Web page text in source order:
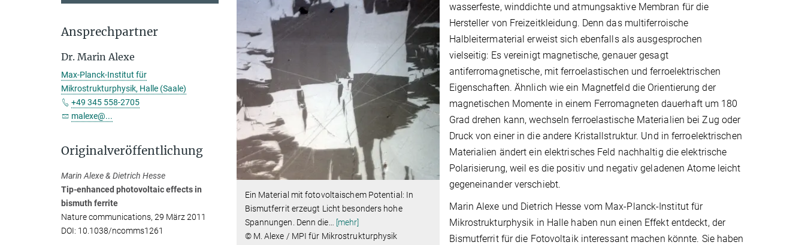
Ein Material mit fotovoltaischem Potential: In
Bismutferrit erzeugt Licht besonders hohe
Spannungen. Denn die
[mehr]
© M. Alexe / MPI für Mikrostrukturphysik
wasserfeste, winddichte und atmungsaktive Membran für die
Hersteller von Freizeitkleidung. Denn das multiferroische
Halbleitermaterial erweist sich ebenfalls als ausgesprochen
vielseitig: Es vereinigt magnetische, genauer gesagt
antiferromagnetische, mit ferroelastischen und ferroelektrischen
Eigenschaften. Ähnlich wie ein Magnetfeld die Orientierung der
magnetischen Momente in einem Ferromagneten dauerhaft um 180
Grad drehen kann, wechseln ferroelastische Materialien bei Zug oder
Druck von einer in die andere Kristallstruktur. Und in ferroelektrischen
Materialien ändert ein elektrisches Feld nachhaltig die elektrische
Polarisierung, weil es die positiv und negativ geladenen Atome leicht
gegeneinander verschiebt.
Marin Alexe und Dietrich Hesse vom Max-Planck-Institut für
Mikrostrukturphysik in Halle haben nun einen Effekt entdeckt, der
Bismutferrit für die Fotovoltaik interessant machen könnte. Sie haben
Ansprechpartner
Dr. Marin Alexe
Max-Planck-Institut für
Mikrostrukturphysik, Halle (Saale)
+49 345 558-2705
malexe@...
Originalveröffentlichung
Marin Alexe & Dietrich Hesse
Tip-enhanced photovoltaic effects in
bismuth ferrite
Nature communications, 29 März 2011
DOI: 10.1038/ncomms1261